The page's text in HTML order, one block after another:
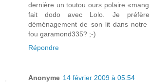
dernière un toutou ours polaire
fait dodo avec Lolo. Je
déménagement de son lit dans
fou garamond335? ;-)
Répondre
Anonyme 14 février 2009 à 05:54